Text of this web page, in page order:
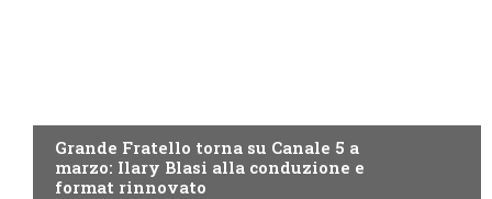
Grande Fratello torna su Canale 5 a
marzo: Ilary Blasi alla conduzione e
format rinnovato